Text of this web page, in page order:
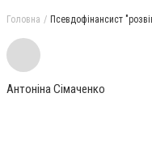
Головна Псевдофінансист
Антоніна Сімаченко